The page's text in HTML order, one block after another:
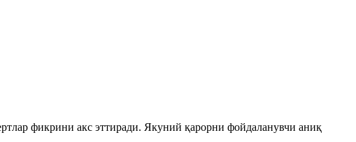
фикрини акс эттиради. Якуний қарорни фойдаланувчи аниқ